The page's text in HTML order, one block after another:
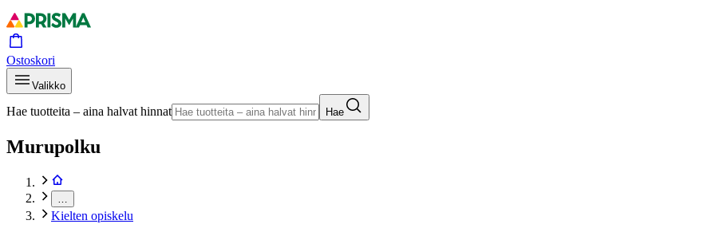
Ostoskori
Valikko
Hae tuotteita – aina halvat hinnat Hae
Murupolku
Kielten opiskelu